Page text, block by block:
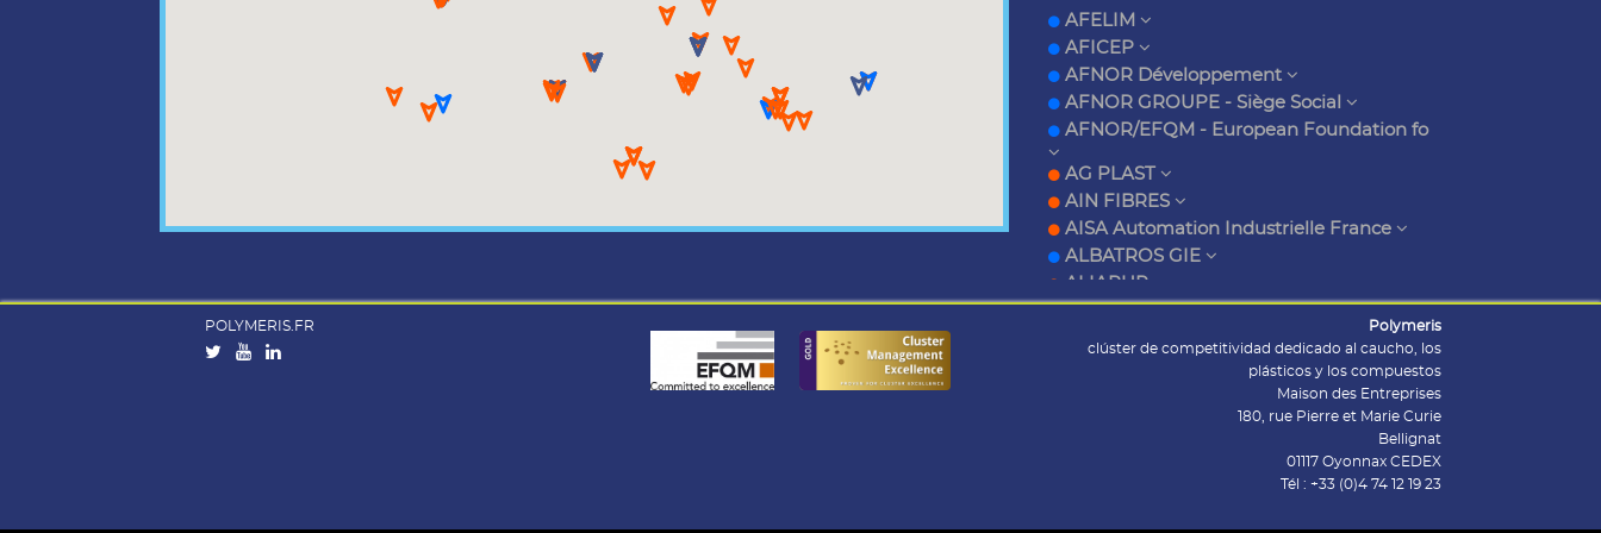
AFELIM
AFICEP
AFNOR Développement
AFNOR GROUPE - Siège Social
AFNOR/EFQM - European Foundation fo
AG PLAST
AIN FIBRES
AISA Automation Industrielle France
ALBATROS GIE
ALIAPUR
POLYMERIS.FR
Polymeris
clúster de competitividad dedicado al caucho, los
plásticos y los compuestos
Maison des Entreprises
180, rue Pierre et Marie Curie
Bellignat
01117 Oyonnax CEDEX
Tél : +33 (0)4 74 12 19 23